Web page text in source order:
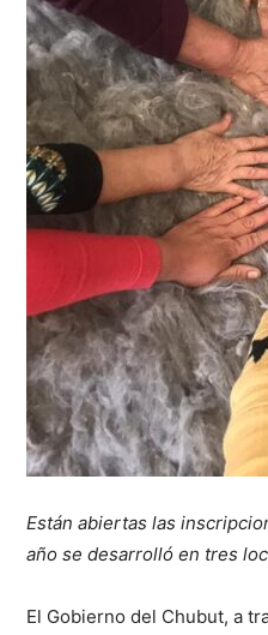
Están abiertas las
año se desarrolló en tres
El Gobierno del Chubut, a